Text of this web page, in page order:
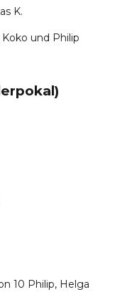
K.
Koko und Philip
10 Philip, Helga